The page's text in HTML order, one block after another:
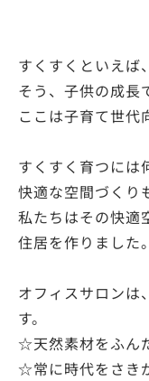
すくすくといえば
そう、子供の成長
ここは子育て世代
すくすく育つには
快適な空間づくり
私たちはその快適
住居を作りました。
オフィスサロンは
す。
☆天然素材をふん
☆常に時代をさき